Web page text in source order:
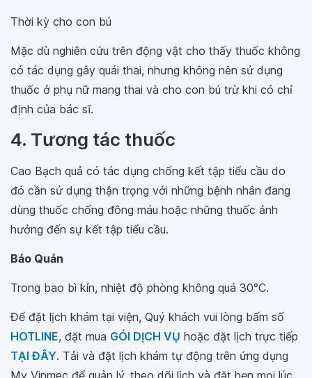
Thời kỳ cho con bú
Mặc dù nghiên cứu trên động vật cho thấy thuốc không
có tác dụng gây quái thai, nhưng không nên sử dụng
thuốc ở phụ nữ mang thai và cho con bú trừ khi có chỉ
định của bác sĩ.
4. Tương tác thuốc
Cao Bạch quả có tác dụng chống kết tập tiểu cầu do
đó cần sử dụng thận trọng với những bệnh nhân đang
dùng thuốc chống đông máu hoặc những thuốc ảnh
hưởng đến sự kết tập tiểu cầu.
Bảo Quản
Trong bao bì kín, nhiệt độ phòng không quá 30°C.
Để đặt lịch khám tại viện, Quý khách vui lòng bấm số
HOTLINE, đặt mua GÓI DỊCH VỤ hoặc đặt lịch trực tiếp
TẠI ĐÂY. Tải và đặt lịch khám tự động trên ứng dụng
My Vinmec để quản lý, theo dõi lịch và đặt hẹn mọi lúc